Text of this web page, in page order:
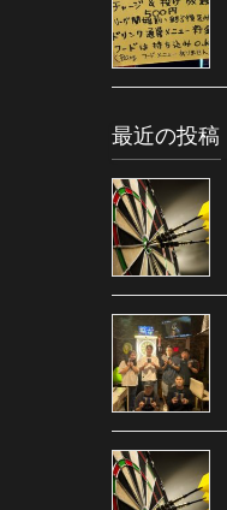
最近の投稿